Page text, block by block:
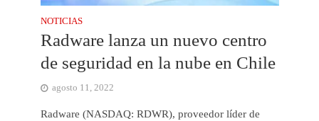
NOTICIAS
Radware lanza un nuevo centro
de seguridad en la nube en Chile
agosto 11, 2022
Radware (NASDAQ: RDWR), proveedor líder de